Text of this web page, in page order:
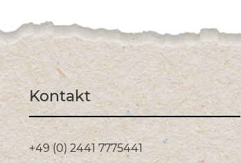
Kontakt
+49 (0) 2441 7775441